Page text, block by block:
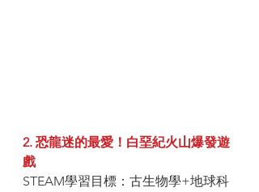
2. 恐龍迷的最愛！白堊紀火山爆發遊
戲
STEAM學習目標：古生物學+地球科